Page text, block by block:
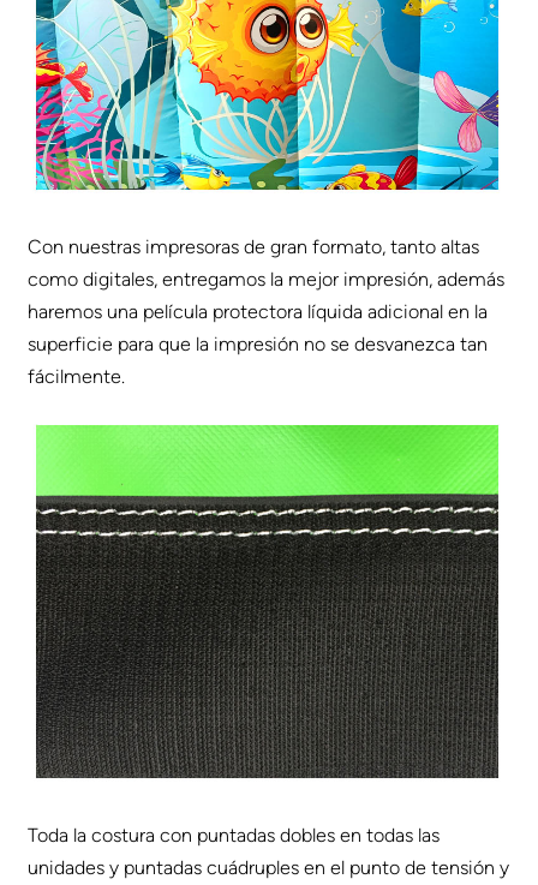
Con nuestras impresoras de gran formato, tanto altas
como digitales, entregamos la mejor impresión, además
haremos una película protectora líquida adicional en la
superficie para que la impresión no se desvanezca tan
fácilmente.
Toda la costura con puntadas dobles en todas las
unidades y puntadas cuádruples en el punto de tensión y